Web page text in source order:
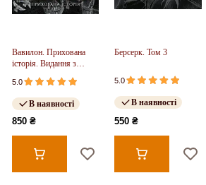
Вавилон. Прихована
історія. Видання з
ілюстрованим зрізом
(у)
5.0
В наявності
850 ₴
Берсерк. Том 3
5.0
В наявності
550 ₴